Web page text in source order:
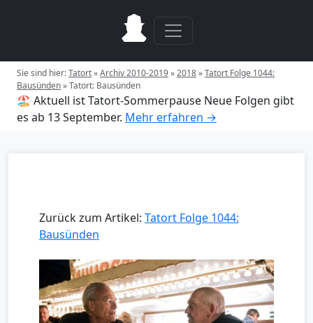
Sie sind hier:Tatort»Archiv 2010-2019»2018»Tatort Folge 1044:
Bausünden»Tatort: Bausünden
🏖️ Aktuell ist Tatort-Sommerpause Neue Folgen gibt
es ab 13 September. Mehr erfahren →
Zurück zum Artikel: Tatort Folge 1044:
Bausünden